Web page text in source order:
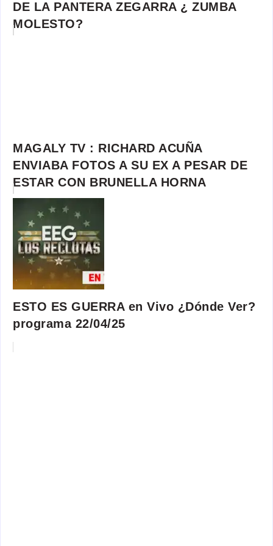
DE LA PANTERA ZEGARRA ¿ ZUMBA
MOLESTO?
MAGALY TV : RICHARD ACUÑA
ENVIABA FOTOS A SU EX A PESAR DE
ESTAR CON BRUNELLA HORNA
ESTO ES GUERRA en Vivo ¿Dónde Ver?
programa 22/04/25